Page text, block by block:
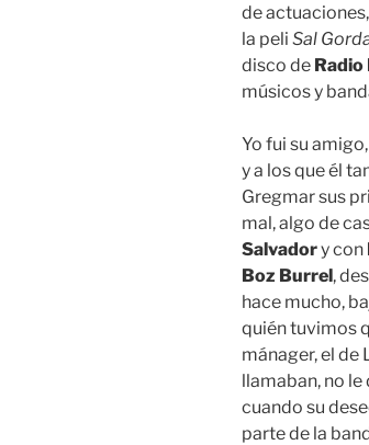
de
la peli Sal
disco de Radio
músicos y
Yo fui su
y a los que él
Gregmar sus
mal, algo de
Salvadory con
Boz Burrel,
hace mucho,
quién tuvimos
mánager, el de
llamaban, no le
cuando su
parte de la